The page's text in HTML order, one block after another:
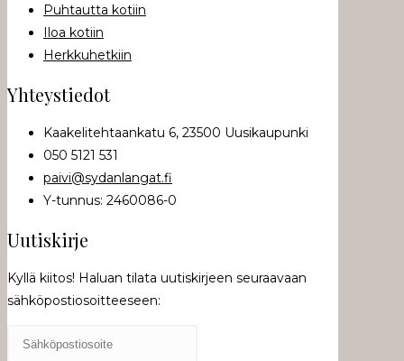
Puhtautta kotiin
Iloa kotiin
Herkkuhetkiin
Yhteystiedot
Kaakelitehtaankatu 6, 23500 Uusikaupunki
050 5121 531
paivi@sydanlangat.fi
Y-tunnus: 2460086-0
Uutiskirje
Kyllä kiitos! Haluan tilata uutiskirjeen seuraavaan
sähköpostiosoitteeseen: